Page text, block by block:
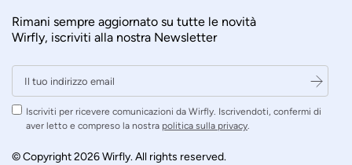
Rimani sempre aggiornato su tutte le novità
Wirfly, iscriviti alla nostra Newsletter
Iscriviti per ricevere comunicazioni da Wirfly. Iscrivendoti, confermi di
aver letto e compreso la nostra politica sulla privacy.
© Copyright 2026 Wirfly. All rights reserved.